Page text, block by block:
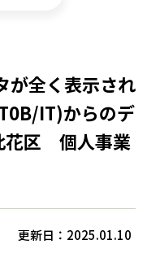
が全く表示され
IT)からのデ
花区 個人事業
更新日：2025.01.10